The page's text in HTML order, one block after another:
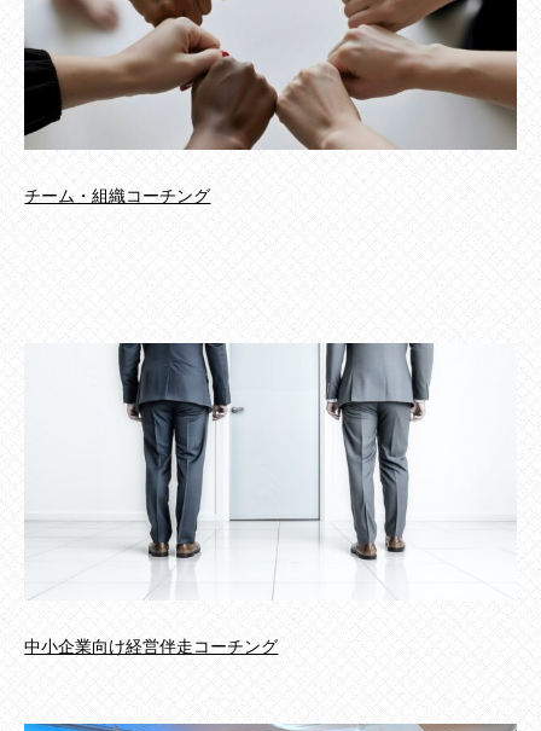
チーム・組織コーチング
中小企業向け経営伴走コーチング